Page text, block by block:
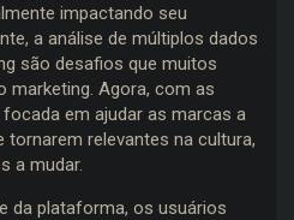
impactando seu
a análise de múltiplos dados
são desafios que muitos
marketing. Agora, com as
em ajudar as marcas a
relevantes na cultura,
a mudar.
da plataforma, os usuários